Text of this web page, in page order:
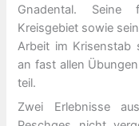
Gnadental. Seine
Kreisgebiet sowie
Arbeit im Krisenstab
an fast allen
teil.
Zwei Erlebnisse